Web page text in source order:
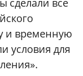
сделали все
и временную
условия для